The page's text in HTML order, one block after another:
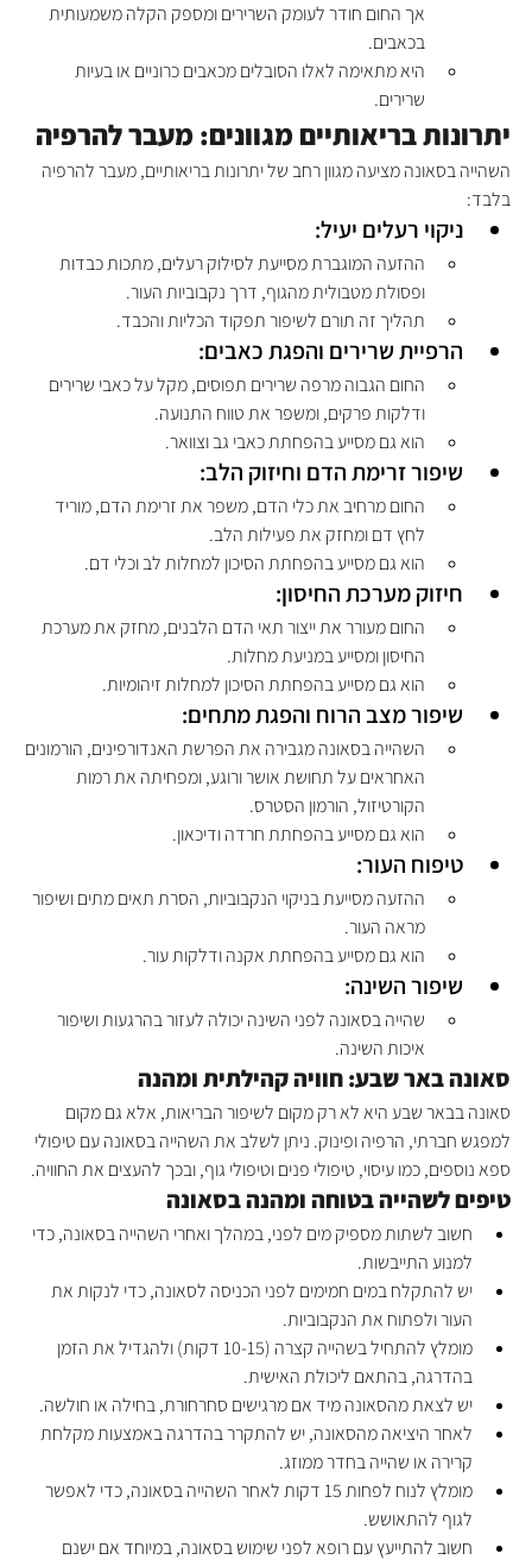
אך החום חודר לעומק השרירים ומספק הקלה משמעותית
בכאבים.
היא מתאימה לאלו הסובלים מכאבים כרוניים או בעיות
שרירים.
יתרונות בריאותיים מגוונים: מעבר להרפיה
השהייה בסאונה מציעה מגוון רחב של יתרונות בריאותיים, מעבר להרפיה
בלבד:
ניקוי רעלים יעיל:
ההזעה המוגברת מסייעת לסילוק רעלים, מתכות כבדות
ופסולת מטבולית מהגוף, דרך נקבוביות העור.
תהליך זה תורם לשיפור תפקוד הכליות והכבד.
הרפיית שרירים והפגת כאבים:
החום הגבוה מרפה שרירים תפוסים, מקל על כאבי שרירים
ודלקות פרקים, ומשפר את טווח התנועה.
הוא גם מסייע בהפחתת כאבי גב וצוואר.
שיפור זרימת הדם וחיזוק הלב:
החום מרחיב את כלי הדם, משפר את זרימת הדם, מוריד
לחץ דם ומחזק את פעילות הלב.
הוא גם מסייע בהפחתת הסיכון למחלות לב וכלי דם.
חיזוק מערכת החיסון:
החום מעורר את ייצור תאי הדם הלבנים, מחזק את מערכת
החיסון ומסייע במניעת מחלות.
הוא גם מסייע בהפחתת הסיכון למחלות זיהומיות.
שיפור מצב הרוח והפגת מתחים:
השהייה בסאונה מגבירה את הפרשת האנדורפינים, הורמונים
האחראים על תחושת אושר ורוגע, ומפחיתה את רמות
הקורטיזול, הורמון הסטרס.
הוא גם מסייע בהפחתת חרדה ודיכאון.
טיפוח העור:
ההזעה מסייעת בניקוי הנקבוביות, הסרת תאים מתים ושיפור
מראה העור.
הוא גם מסייע בהפחתת אקנה ודלקות עור.
שיפור השינה:
שהייה בסאונה לפני השינה יכולה לעזור בהרגעות ושיפור
איכות השינה.
סאונה באר שבע: חוויה קהילתית ומהנה
סאונה בבאר שבע היא לא רק מקום לשיפור הבריאות, אלא גם מקום
למפגש חברתי, הרפיה ופינוק. ניתן לשלב את השהייה בסאונה עם טיפולי
ספא נוספים, כמו עיסוי, טיפולי פנים וטיפולי גוף, ובכך להעצים את החוויה.
טיפים לשהייה בטוחה ומהנה בסאונה
חשוב לשתות מספיק מים לפני, במהלך ואחרי השהייה בסאונה, כדי
למנוע התייבשות.
יש להתקלח במים חמימים לפני הכניסה לסאונה, כדי לנקות את
העור ולפתוח את הנקבוביות.
מומלץ להתחיל בשהייה קצרה (10-15 דקות) ולהגדיל את הזמן
בהדרגה, בהתאם ליכולת האישית.
יש לצאת מהסאונה מיד אם מרגישים סחרחורת, בחילה או חולשה.
לאחר היציאה מהסאונה, יש להתקרר בהדרגה באמצעות מקלחת
קרירה או שהייה בחדר ממוזג.
מומלץ לנוח לפחות 15 דקות לאחר השהייה בסאונה, כדי לאפשר
לגוף להתאושש.
חשוב להתייעץ עם רופא לפני שימוש בסאונה, במיוחד אם ישנם